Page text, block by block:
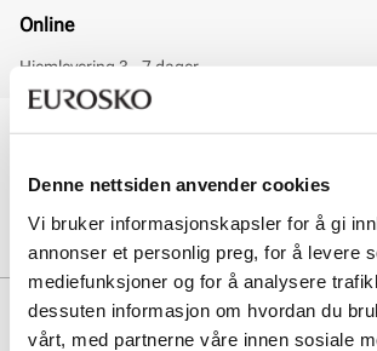
Denne nettsiden anvender cookies
Vi bruker informasjonskapsler for å gi
annonser et personlig preg, for å levere
mediefunksjoner og for å analysere
dessuten informasjon om hvordan du
vårt, med partnerne våre innen sosiale
Online
Hjemlevering 3 - 7 dager
30 dagers åpent kjøp
Hjemlevering 3-7 dager
Gratis retur i butikk
Beskrivelse